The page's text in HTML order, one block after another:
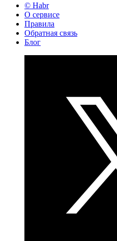
© Habr
О сервисе
Правила
Обратная связь
Блог